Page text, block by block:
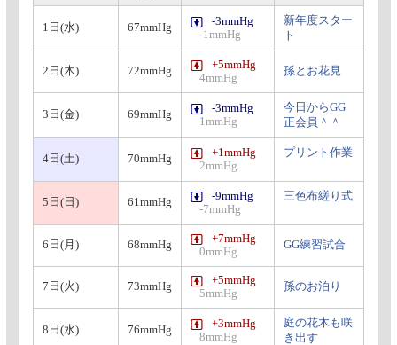
1日(水) 67mmHg
-3mmHg
-1mmHg
新年度スター
ト
2日(木) 72mmHg
+5mmHg
4mmHg
孫とお花見
3日(金) 69mmHg
-3mmHg
1mmHg
今日からGG
正会員＾＾
4日(土) 70mmHg
+1mmHg
2mmHg
プリント作業
5日(日) 61mmHg
-9mmHg
-7mmHg
三色布縒り式
6日(月) 68mmHg
+7mmHg
0mmHg
GG練習試合
7日(火) 73mmHg
+5mmHg
5mmHg
孫のお泊り
8日(水) 76mmHg
+3mmHg
8mmHg
庭の花木も咲
き出す